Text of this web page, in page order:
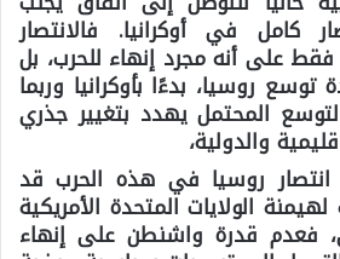
كامل في أوكرانيا. فالانتصار
على أنه مجرد إنهاء للحرب، بل
توسع روسيا، بدءًا بأوكرانيا وربما
المحتمل يهدد بتغيير جذري
والدولية،
انتصار روسيا في هذه الحرب قد
الولايات المتحدة الأمريكية
فعدم قدرة واشنطن على إنهاء